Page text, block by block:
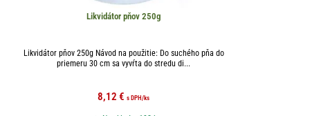
Likvidátor pňov 250g
Likvidátor pňov 250g Návod na použitie: Do suchého pňa do
priemeru 30 cm sa vyvŕta do stredu di...
8,12€ s DPH/ks